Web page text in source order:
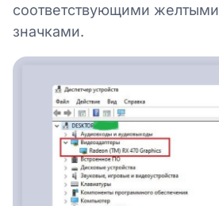
соответствующими
значками.